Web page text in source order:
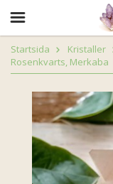
Startsida Kristaller
Rosenkvarts, Merkaba